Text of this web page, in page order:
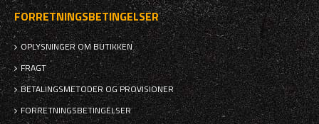
FORRETNINGSBETINGELSER
OPLYSNINGER OM BUTIKKEN
FRAGT
BETALINGSMETODER OG PROVISIONER
FORRETNINGSBETINGELSER